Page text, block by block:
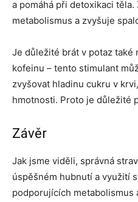
a pomáhá při detoxikaci
metabolismus a zvyšuje
Je důležité brát v potaz také
kofeinu – tento stimulant
zvyšovat hladinu cukru v
hmotnosti. Proto je důležité
Závěr
Jak jsme viděli, správná
úspěšném hubnutí a využití
podporujících metabolismus